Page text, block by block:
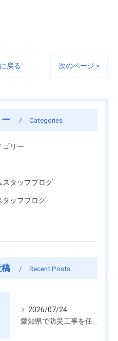
戻る 次のページ >
Categories
ゴリー
スタッフブログ
タッフブログ
Recent Posts
2026/07/24